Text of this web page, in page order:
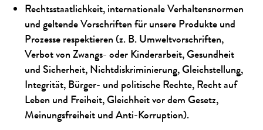
Rechtsstaatlichkeit, internationale Verhaltensnormen
und geltende Vorschriften für unsere Produkte und
Prozesse respektieren (z. B. Umweltvorschriften,
Verbot von Zwangs- oder Kinderarbeit, Gesundheit
und Sicherheit, Nichtdiskriminierung, Gleichstellung,
Integrität, Bürger- und politische Rechte, Recht auf
Leben und Freiheit, Gleichheit vor dem Gesetz,
Meinungsfreiheit und Anti-Korruption).